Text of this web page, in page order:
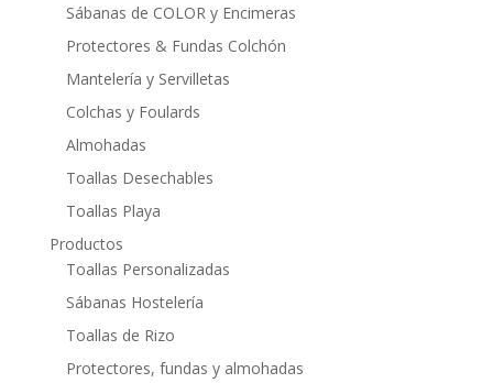
Sábanas de COLOR y Encimeras
Protectores & Fundas Colchón
Mantelería y Servilletas
Colchas y Foulards
Almohadas
Toallas Desechables
Toallas Playa
Productos
Toallas Personalizadas
Sábanas Hostelería
Toallas de Rizo
Protectores, fundas y almohadas